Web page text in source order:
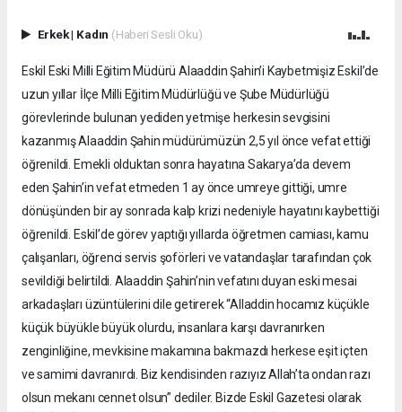
Erkek| Kadın (Haberi Sesli Oku)
Eskil Eski Milli Eğitim Müdürü Alaaddin Şahin’i Kaybetmişiz Eskil’de
uzun yıllar İlçe Milli Eğitim Müdürlüğü ve Şube Müdürlüğü
görevlerinde bulunan yediden yetmişe herkesin sevgisini
kazanmış Alaaddin Şahin müdürümüzün 2,5 yıl önce vefat ettiği
öğrenildi. Emekli olduktan sonra hayatına Sakarya’da devem
eden Şahin’in vefat etmeden 1 ay önce umreye gittiği, umre
dönüşünden bir ay sonrada kalp krizi nedeniyle hayatını kaybettiği
öğrenildi. Eskil’de görev yaptığı yıllarda öğretmen camiası, kamu
çalışanları, öğrenci servis şoförleri ve vatandaşlar tarafından çok
sevildiği belirtildi. Alaaddin Şahin’nin vefatını duyan eski mesai
arkadaşları üzüntülerini dile getirerek “Alladdin hocamız küçükle
küçük büyükle büyük olurdu, insanlara karşı davranırken
zenginliğine, mevkisine makamına bakmazdı herkese eşit içten
ve samimi davranırdı. Biz kendisinden razıyız Allah’ta ondan razı
olsun mekanı cennet olsun” dediler. Bizde Eskil Gazetesi olarak